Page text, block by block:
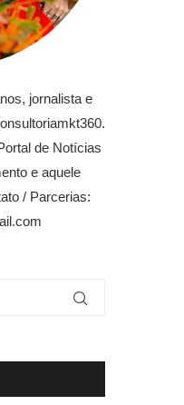
jornalista e
de Notícias
e aquele
/ Parcerias: